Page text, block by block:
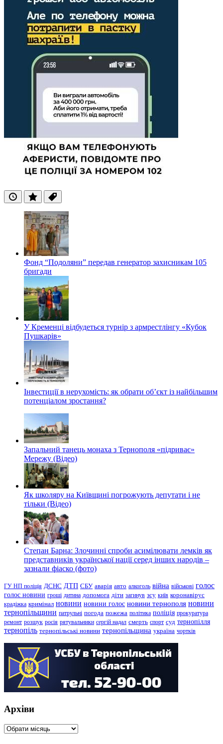
ОстанніПопулярні
Теги
Фонд “Подоляни” передав генератор захисникам 105
бригади
У Кременці відбудеться турнір з армрестлінгу «Кубок
Пушкарів»
Інвестиції в нерухомість: як обрати об’єкт із найбільшим
потенціалом зростання?
Запальний танець монаха з Тернополя «підриває»
Мережу (Відео)
Як школяру на Київщині погрожують депутати і не
тільки (Відео)
Степан Барна: Злочинні спроби асимілювати лемків як
представників української нації серед інших народів –
зазнали фіаско (фото)
ГУ НП поліція ДСНС ДТП СБУ аварія авто алкоголь війна військові голос
голос новини гроші дитина допомога діти загинув зсу київ коронавірус
крадіжка кримінал новини новини голос новини тернополя новини
тернопільщини патрульні погода пожежа політика поліція прокуратура
ремонт розшук росія рятувальники сергій надал смерть спорт суд тернопілля
тернопіль тернопільські новини тернопільщина україна чортків
Архіви
Архіви